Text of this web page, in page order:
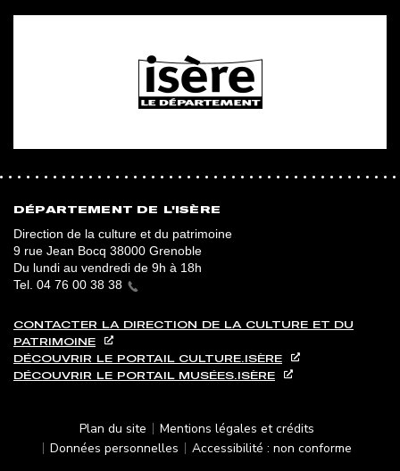
DÉPARTEMENT DE L'ISÈRE
Direction de la culture et du patrimoine
9 rue Jean Bocq 38000 Grenoble
Du lundi au vendredi de 9h à 18h
Tel. 04 76 00 38 38
CONTACTER LA DIRECTION DE LA CULTURE ET DU
PATRIMOINE
DÉCOUVRIR LE PORTAIL CULTURE.ISÈRE
DÉCOUVRIR LE PORTAIL MUSÉES.ISÈRE
PIED DE PAGE
Plan du site
Mentions légales et crédits
Données personnelles
Accessibilité : non conforme